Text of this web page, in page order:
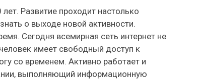
Развитие проходит настолько
о выходе новой активности.
Сегодня всемирная сеть интернет не
имеет свободный доступ к
со временем. Активно работает и
выполняющий информационную